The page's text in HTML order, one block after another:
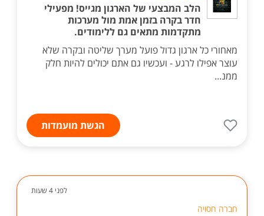
הלב המבצעי של הארגון מגייס! מפעילי
חדר בקרה בזמן אמת מול מערכות
מתקדמות מתאים גם ללימודים.
מאחורי כל ארגון גדול פועל מערך שליטה ובקרה שלא
עוצר אפילו לרגע - ועכשיו גם אתם יכולים להיות חלק
ממנ...
הגשת מועמדות
לפני 4 שעות
חברה חסויה